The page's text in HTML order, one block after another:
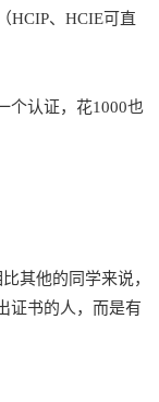
HCIP、HCIE可直
个认证，花1000也
其他的同学来说，
证书的人，而是有